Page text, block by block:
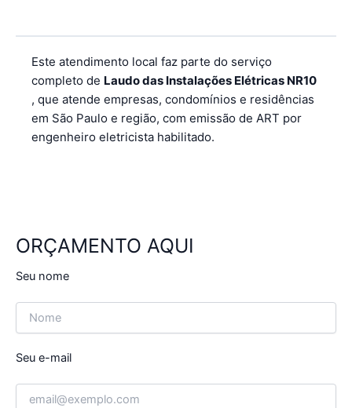
Este atendimento local faz parte do serviço
completo de Laudo das Instalações Elétricas NR10
, que atende empresas, condomínios e residências
em São Paulo e região, com emissão de ART por
engenheiro eletricista habilitado.
ORÇAMENTO AQUI
Seu nome
Seu e-mail